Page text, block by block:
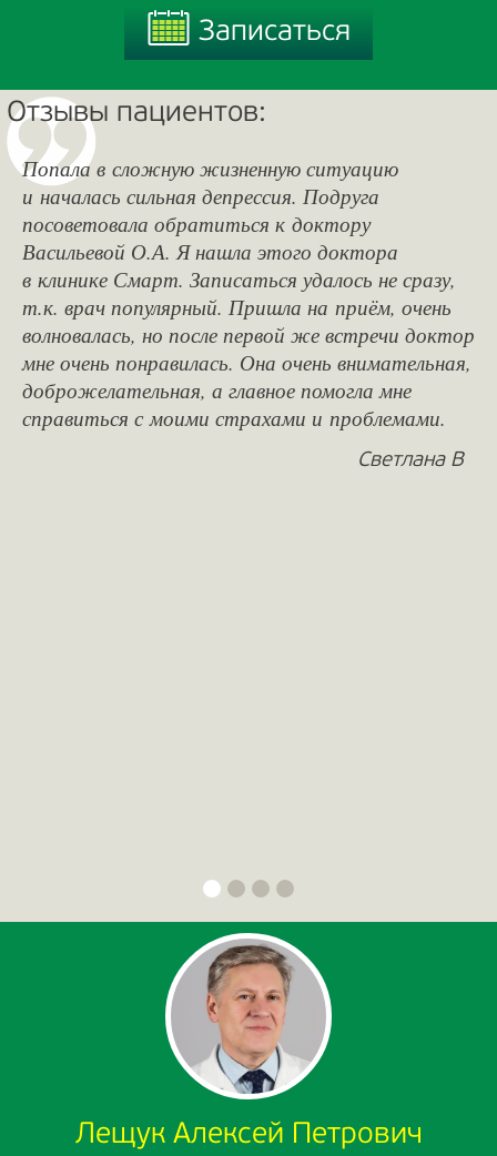
Записаться
Записаться
Отзывы пациентов:
Попала в сложную жизненную ситуацию
и началась сильная депрессия. Подруга
посоветовала обратиться к доктору
Васильевой О.А. Я нашла этого доктора
в клинике Смарт. Записаться удалось не сразу,
т.к. врач популярный. Пришла на приём, очень
волновалась, но после первой же встречи доктор
мне очень понравилась. Она очень внимательная,
доброжелательная, а главное помогла мне
справиться с моими страхами и проблемами.
Светлана В
Лещук Алексей Петрович